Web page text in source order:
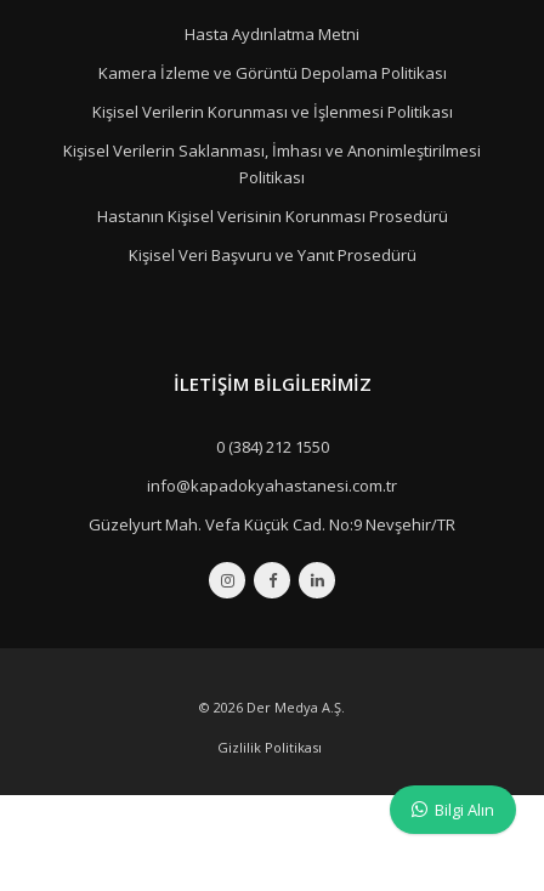
Hasta Aydınlatma Metni
Kamera İzleme ve Görüntü Depolama Politikası
Kişisel Verilerin Korunması ve İşlenmesi Politikası
Kişisel Verilerin Saklanması, İmhası ve Anonimleştirilmesi
Politikası
Hastanın Kişisel Verisinin Korunması Prosedürü
Kişisel Veri Başvuru ve Yanıt Prosedürü
İLETIŞIM BILGILERIMIZ
0 (384) 212 1550
info@kapadokyahastanesi.com.tr
Güzelyurt Mah. Vefa Küçük Cad. No:9 Nevşehir/TR
© 2026 Der Medya A.Ş.
Gizlilik Politikası
Bilgi Alın